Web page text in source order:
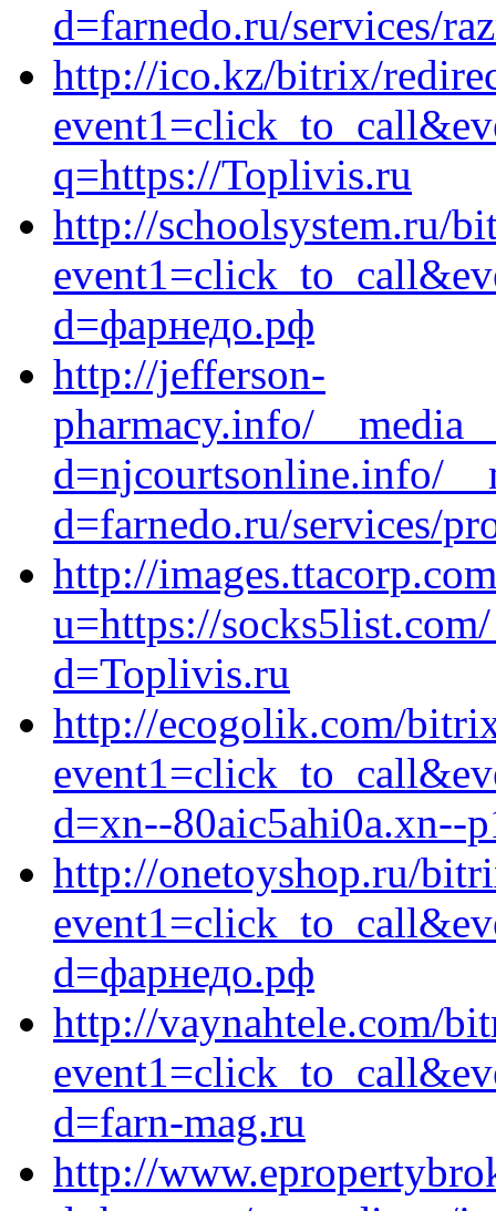
d=farnedo.ru/services/
http://ico.kz/bitrix/
q=https://Toplivis.ru
http://schoolsystem.ru/
d=фарнедо.рф
http://jefferson-
pharmacy.info/
d=njcourtsonline.info/
d=farnedo.ru/services/
http://
u=https://
d=Toplivis.ru
http://ecogolik.com/
d=xn--80aic5ahi0a.xn--
http://onetoyshop.ru/
d=фарнедо.рф
http://vaynahtele.com/
d=farn-mag.ru
http://